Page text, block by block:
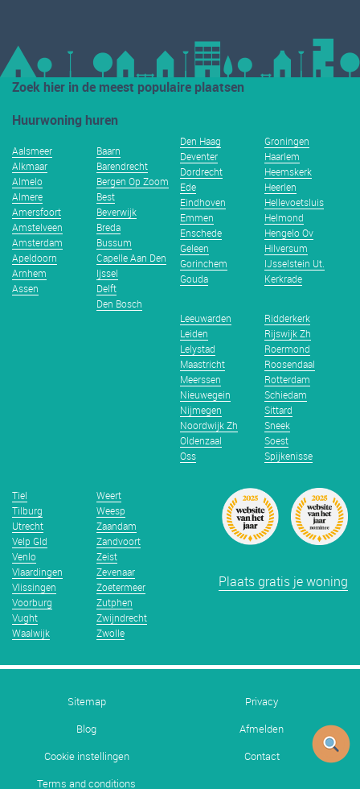
Zoek hier in de meest populaire plaatsen
Huurwoning huren
Aalsmeer
Alkmaar
Almelo
Almere
Amersfoort
Amstelveen
Amsterdam
Apeldoorn
Arnhem
Assen
Baarn
Barendrecht
Bergen Op Zoom
Best
Beverwijk
Breda
Bussum
Capelle Aan Den
Ijssel
Delft
Den Bosch
Den Haag
Deventer
Dordrecht
Ede
Eindhoven
Emmen
Enschede
Geleen
Gorinchem
Gouda
Groningen
Haarlem
Heemskerk
Heerlen
Hellevoetsluis
Helmond
Hengelo Ov
Hilversum
IJsselstein Ut.
Kerkrade
Leeuwarden
Leiden
Lelystad
Maastricht
Meerssen
Nieuwegein
Nijmegen
Noordwijk Zh
Oldenzaal
Oss
Ridderkerk
Rijswijk Zh
Roermond
Roosendaal
Rotterdam
Schiedam
Sittard
Sneek
Soest
Spijkenisse
Tiel
Tilburg
Utrecht
Velp Gld
Venlo
Vlaardingen
Vlissingen
Voorburg
Vught
Waalwijk
Weert
Weesp
Zaandam
Zandvoort
Zeist
Zevenaar
Zoetermeer
Zutphen
Zwijndrecht
Zwolle
Plaats gratis je woning
Sitemap
Privacy
Blog
Afmelden
Cookie instellingen
Contact
Terms and conditions